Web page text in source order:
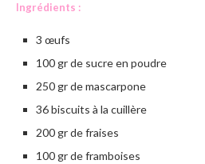
Ingrédients :
3 œufs
100 gr de sucre en poudre
250 gr de mascarpone
36 biscuits à la cuillère
200 gr de fraises
100 gr de framboises